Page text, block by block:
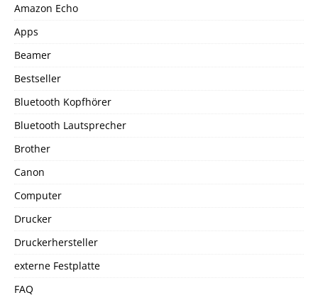
Amazon Echo
Apps
Beamer
Bestseller
Bluetooth Kopfhörer
Bluetooth Lautsprecher
Brother
Canon
Computer
Drucker
Druckerhersteller
externe Festplatte
FAQ